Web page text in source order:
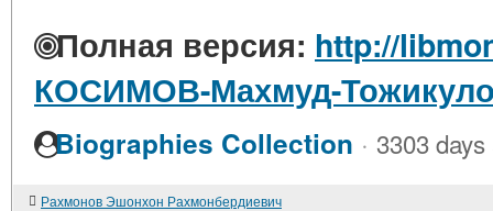
Полная версия: http://
КОСИМОВ-Махмуд-
Biographies Collection · 3303 days
Рахмонов Эшонхон Рахмонбердиевич